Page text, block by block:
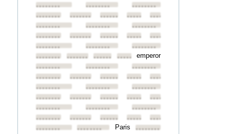
•••••••• ••••••••
••••••••
••••••••
•••••••• •••••••• ••••••••••••••••
••••••••
••••••••
••••••••
••••••••
•••••••• •••••••• ••••••••••••••••
••••••••
••••••••
••••••••
••••••••
•••••••• ••••••••••••••••emperor
••••••••
••••••••
••••••••
••••••••
•••••••• •••••••• ••••••••••••••••
••••••••
••••••••
••••••••
••••••••
•••••••• •••••••• ••••••••••••••••
••••••••
••••••••
••••••••
••••••••
•••••••• •••••••• ••••••••••••••••
••••••••
•••••••• Paris••••••••